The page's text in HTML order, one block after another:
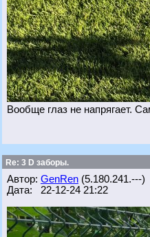
Вообще глаз не напрягает.
Re: 3 D заборы.
Автор: GenRen (5.180.241.---)
Дата: 22-12-24 21:22